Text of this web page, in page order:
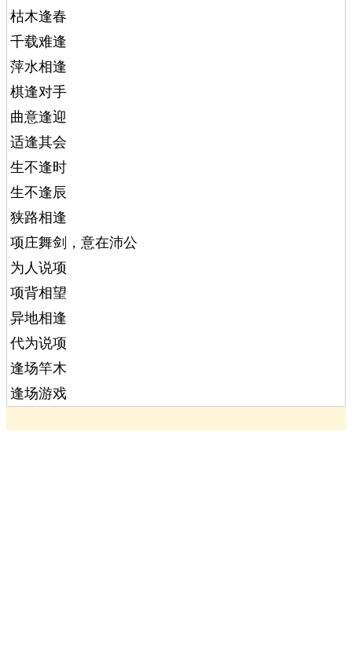
枯木逢春
千载难逢
萍水相逢
棋逢对手
曲意逢迎
适逢其会
生不逢时
生不逢辰
狭路相逢
项庄舞剑，意在沛公
为人说项
项背相望
异地相逢
代为说项
逢场竿木
逢场游戏